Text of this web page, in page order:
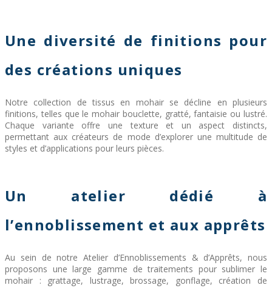
Une diversité de finitions pour
des créations uniques
Notre collection de tissus en mohair se décline en plusieurs
finitions, telles que le mohair bouclette, gratté, fantaisie ou lustré.
Chaque variante offre une texture et un aspect distincts,
permettant aux créateurs de mode d’explorer une multitude de
styles et d’applications pour leurs pièces.
Un atelier dédié à
l’ennoblissement et aux apprêts
Au sein de notre Atelier d’Ennoblissements & d’Apprêts, nous
proposons une large gamme de traitements pour sublimer le
mohair : grattage, lustrage, brossage, gonflage, création de